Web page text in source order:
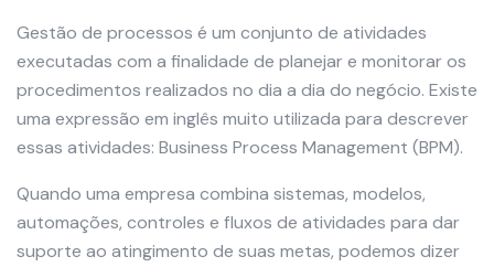
Gestão de processos é um conjunto de atividades
executadas com a finalidade de planejar e monitorar os
procedimentos realizados no dia a dia do negócio. Existe
uma expressão em inglês muito utilizada para descrever
essas atividades: Business Process Management (BPM).
Quando uma empresa combina sistemas, modelos,
automações, controles e fluxos de atividades para dar
suporte ao atingimento de suas metas, podemos dizer